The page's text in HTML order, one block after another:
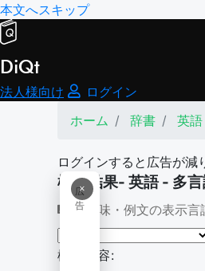
本文へスキップ
DiQt
法人様向け
ログイン
ホーム
辞書 英
ログインすると広告が減
×
広
告
検索結果- 英語 - 多
意味・例文の表示言
検索内容: